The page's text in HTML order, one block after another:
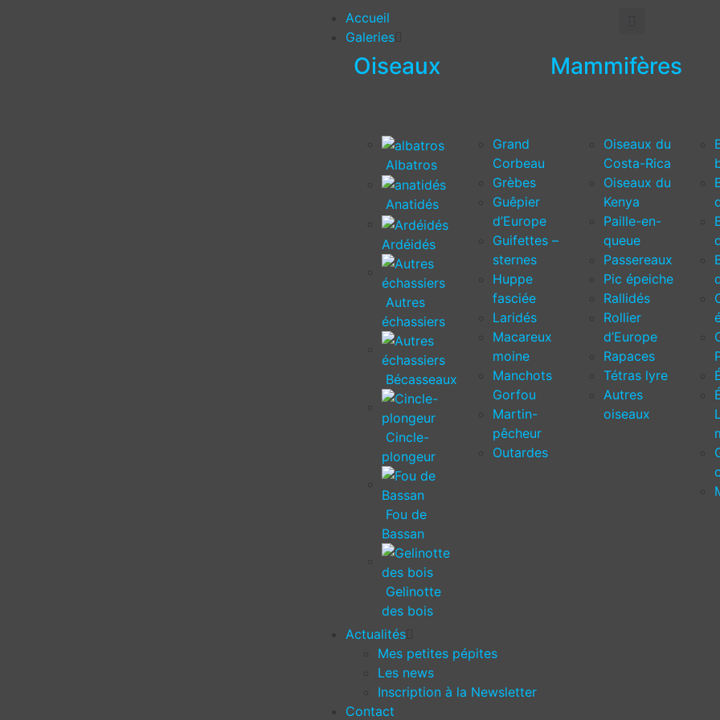
Accueil
Galeries
Oiseaux Mammifères
Albatros
Anatidés
Ardéidés
Autres
échassiers
Bécasseaux
Cincle-
plongeur
Fou de
Bassan
Gelinotte
des bois
Grand
Corbeau
Grèbes
Guêpier
d’Europe
Guifettes –
sternes
Huppe
fasciée
Laridés
Macareux
moine
Manchots
Gorfou
Martin-
pêcheur
Outardes
Oiseaux du
Costa-Rica
Oiseaux du
Kenya
Paille-en-
queue
Passereaux
Pic épeiche
Rallidés
Rollier
d’Europe
Rapaces
Tétras lyre
Autres
oiseaux
Actualités
Mes petites pépites
Les news
Inscription à la Newsletter
Contact